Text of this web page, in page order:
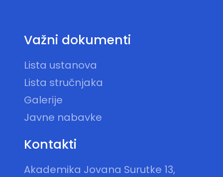
Važni dokumenti
Lista ustanova
Lista stručnjaka
Galerije
Javne nabavke
Kontakti
Akademika Jovana Surutke 13,